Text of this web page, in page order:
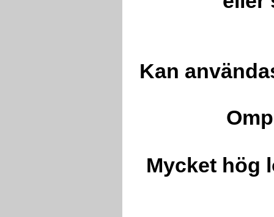
Kan
Mycket hög